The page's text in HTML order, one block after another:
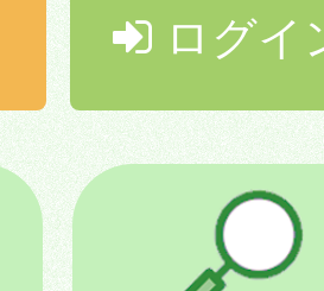
ログイ